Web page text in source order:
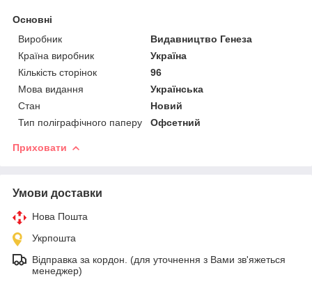
Основні
Виробник
Видавництво Генеза
Країна виробник
Україна
Кількість сторінок
96
Мова видання
Українська
Стан
Новий
Тип поліграфічного паперу
Офсетний
Приховати
Умови доставки
Нова Пошта
Укрпошта
Відправка за кордон. (для уточнення з Вами зв'яжеться
менеджер)